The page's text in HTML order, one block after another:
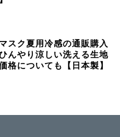
スク夏用冷感の通販購入
んやり涼しい洗える生地
格についても【日本製】